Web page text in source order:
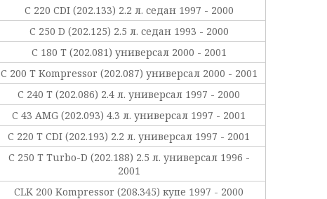
C 220 CDI (202.133) 2.2 л. седан 1997 - 2000
C 250 D (202.125) 2.5 л. седан 1993 - 2000
C 180 T (202.081) универсал 2000 - 2001
C 200 T Kompressor (202.087) универсал 2000 - 2001
C 240 T (202.086) 2.4 л. универсал 1997 - 2000
C 43 AMG (202.093) 4.3 л. универсал 1997 - 2001
C 220 T CDI (202.193) 2.2 л. универсал 1997 - 2001
C 250 T Turbo-D (202.188) 2.5 л. универсал 1996 -
2001
CLK 200 Kompressor (208.345) купе 1997 - 2000